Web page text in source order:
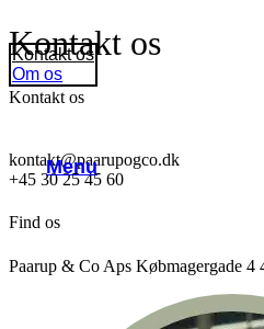
Kontakt os
Om os
Menu
Kontakt os
Kontakt os
kontakt@paarupogco.dk
+45 30 25 45 60
Find os
Paarup & Co Aps Købmagergade 4